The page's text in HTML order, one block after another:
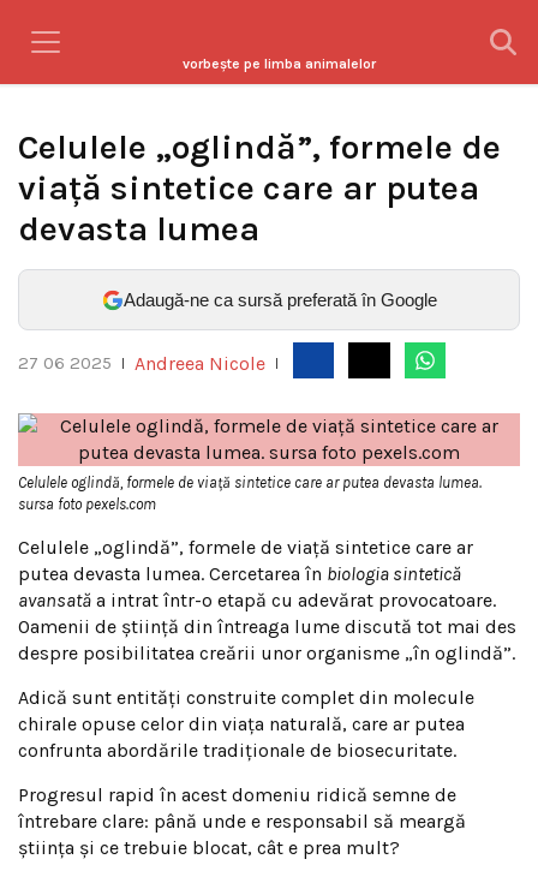
vorbeşte pe limba animalelor
Celulele „oglindă”, formele de
viață sintetice care ar putea
devasta lumea
Adaugă-ne ca sursă preferată în Google
27 06 2025 Andreea Nicole
Celulele oglindă, formele de viață sintetice care ar putea devasta lumea.
sursa foto pexels.com
Celulele „oglindă”, formele de viață sintetice care ar
putea devasta lumea. Cercetarea în biologia sintetică
avansată a intrat într-o etapă cu adevărat provocatoare.
Oamenii de știință din întreaga lume discută tot mai des
despre posibilitatea creării unor organisme „în oglindă”.
Adică sunt entități construite complet din molecule
chirale opuse celor din viața naturală, care ar putea
confrunta abordările tradiționale de biosecuritate.
Progresul rapid în acest domeniu ridică semne de
întrebare clare: până unde e responsabil să meargă
știința și ce trebuie blocat, cât e prea mult?